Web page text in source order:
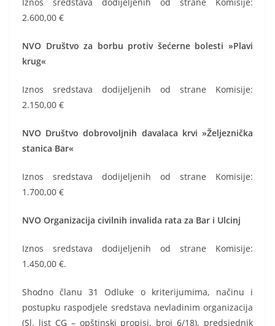
2.600,00 €
NVO Društvo za borbu protiv šećerne bolesti »Plavi
krug«
Iznos sredstava dodijeljenih od strane Komisije:
2.150,00 €
NVO Društvo dobrovoljnih davalaca krvi »Željeznička
stanica Bar«
Iznos sredstava dodijeljenih od strane Komisije:
1.700,00 €
NVO Organizacija civilnih invalida rata za Bar i Ulcinj
Iznos sredstava dodijeljenih od strane Komisije:
1.450,00 €.
Shodno članu 31 Odluke o kriterijumima, načinu i
postupku raspodjele sredstava nevladinim organizacija
(Sl. list CG – opštinski propisi, broj 6/18), predsjednik